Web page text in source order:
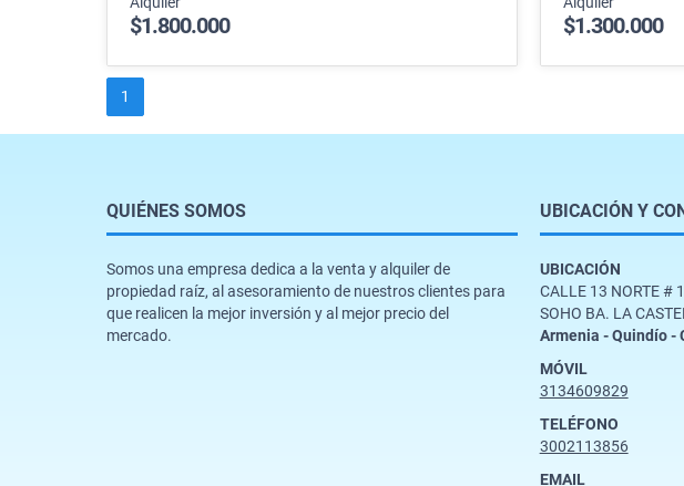
$1.800.000 $1.300.000
1
QUIÉNES SOMOS
Somos una empresa dedica a la venta y alquiler de
propiedad raíz, al asesoramiento de nuestros clientes para
que realicen la mejor inversión y al mejor precio del
mercado.
UBICACIÓN Y
UBICACIÓN
CALLE 13 NORTE #
SOHO BA. LA
Armenia - Quindío -
MÓVIL
3134609829
TELÉFONO
3002113856
EMAIL